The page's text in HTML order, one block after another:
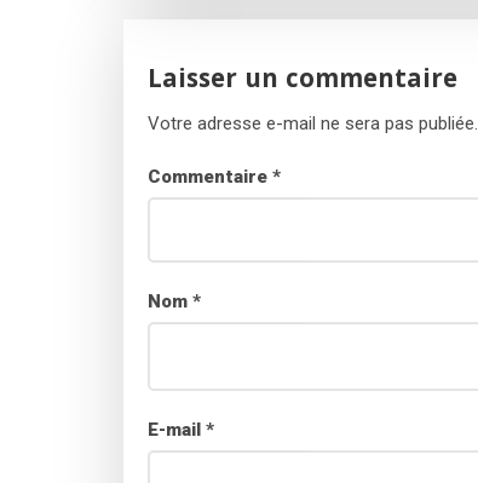
Laisser un commentaire
Votre adresse e-mail ne sera pas publiée.
Commentaire *
Nom *
E-mail *